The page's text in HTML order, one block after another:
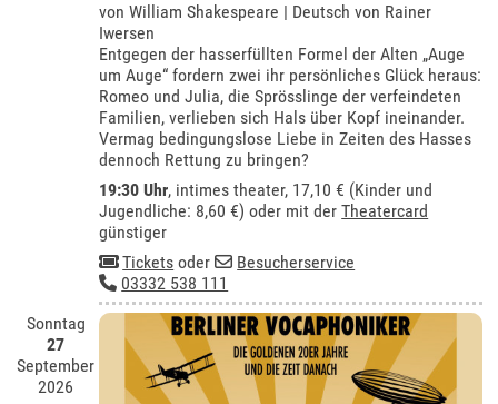
von William Shakespeare | Deutsch von Rainer
Iwersen
Entgegen der hasserfüllten Formel der Alten „Auge
um Auge“ fordern zwei ihr persönliches Glück heraus:
Romeo und Julia, die Sprösslinge der verfeindeten
Familien, verlieben sich Hals über Kopf ineinander.
Vermag bedingungslose Liebe in Zeiten des Hasses
dennoch Rettung zu bringen?
19:30 Uhr, intimes theater, 17,10 € (Kinder und
Jugendliche: 8,60 €) oder mit derTheatercard
günstiger
Tickets oder
Besucherservice
03332 538 111
Sonntag
27
September
2026